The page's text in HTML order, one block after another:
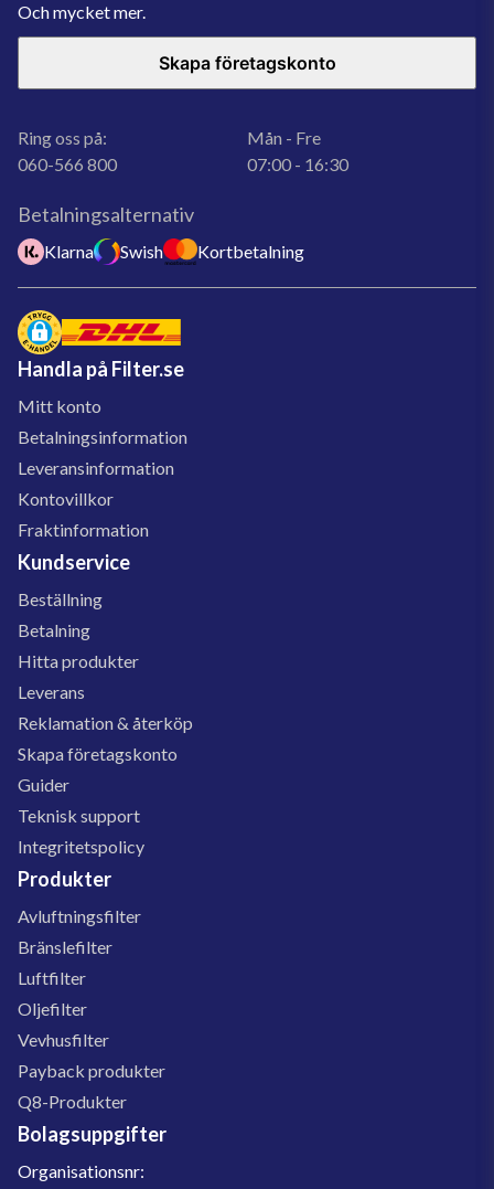
Och mycket mer.
Skapa företagskonto
Ring oss på:
060-566 800
Mån - Fre
07:00 - 16:30
Betalningsalternativ
Klarna Swish Kortbetalning
Handla på Filter.se
Mitt konto
Betalningsinformation
Leveransinformation
Kontovillkor
Fraktinformation
Kundservice
Beställning
Betalning
Hitta produkter
Leverans
Reklamation & återköp
Skapa företagskonto
Guider
Teknisk support
Integritetspolicy
Produkter
Avluftningsfilter
Bränslefilter
Luftfilter
Oljefilter
Vevhusfilter
Payback produkter
Q8-Produkter
Bolagsuppgifter
Organisationsnr: